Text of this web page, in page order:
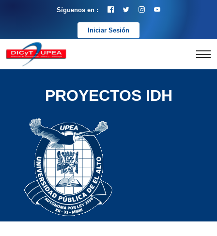
Síguenos en :
Iniciar Sesión
PROYECTOS IDH